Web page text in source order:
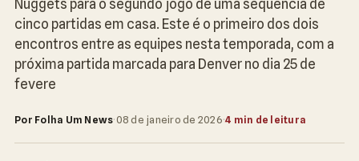
Nuggets para o segundo jogo de uma sequência de
cinco partidas em casa. Este é o primeiro dos dois
encontros entre as equipes nesta temporada, com a
próxima partida marcada para Denver no dia 25 de
fevere
Por Folha Um News·08 de janeiro de 2026·4 min de leitura